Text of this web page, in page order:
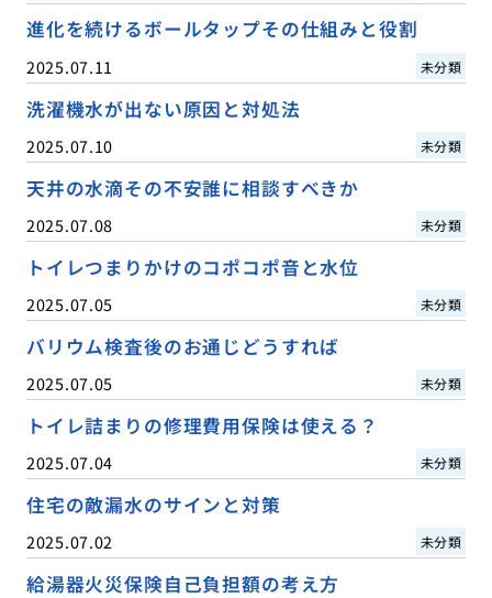
進化を続けるボールタップその仕組みと役割
2025.07.11 未分類
洗濯機水が出ない原因と対処法
2025.07.10 未分類
天井の水滴その不安誰に相談すべきか
2025.07.08 未分類
トイレつまりかけのコポコポ音と水位
2025.07.05 未分類
バリウム検査後のお通じどうすれば
2025.07.05 未分類
トイレ詰まりの修理費用保険は使える？
2025.07.04 未分類
住宅の敵漏水のサインと対策
2025.07.02 未分類
給湯器火災保険自己負担額の考え方